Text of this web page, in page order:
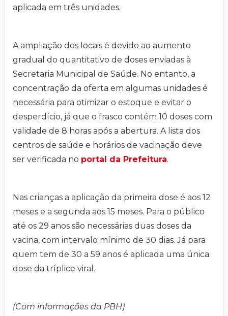
aplicada em três unidades.
A ampliação dos locais é devido ao aumento
gradual do quantitativo de doses enviadas à
Secretaria Municipal de Saúde. No entanto, a
concentração da oferta em algumas unidades é
necessária para otimizar o estoque e evitar o
desperdício, já que o frasco contém 10 doses com
validade de 8 horas após a abertura. A lista dos
centros de saúde e horários de vacinação deve
ser verificada no portal da Prefeitura.
Nas crianças a aplicação da primeira dose é aos 12
meses e a segunda aos 15 meses. Para o público
até os 29 anos são necessárias duas doses da
vacina, com intervalo mínimo de 30 dias. Já para
quem tem de 30 a 59 anos é aplicada uma única
dose da tríplice viral.
(Com informações da PBH)